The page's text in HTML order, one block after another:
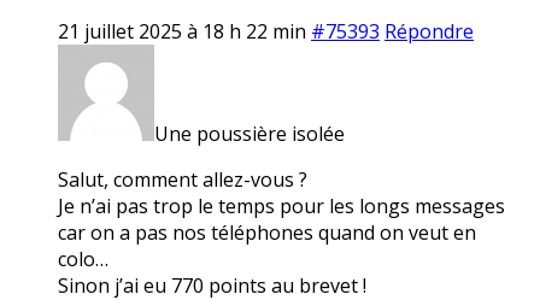
21 juillet 2025 à 18 h 22 min #75393 Répondre
Une poussière isolée
Salut, comment allez-vous ?
Je n’ai pas trop le temps pour les longs messages
car on a pas nos téléphones quand on veut en
colo…
Sinon j’ai eu 770 points au brevet !